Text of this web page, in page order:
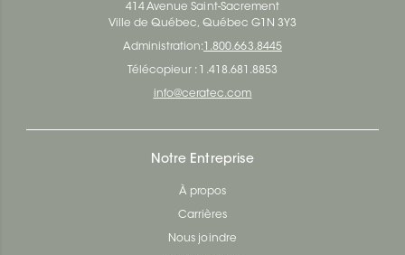
414 Avenue Saint-Sacrement
Ville de Québec, Québec G1N 3Y3
Administration: 1.800.663.8445
Télécopieur : 1.418.681.8853
info@ceratec.com
Notre Entreprise
À propos
Carrières
Nous joindre